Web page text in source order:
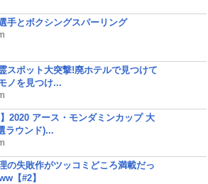
手とボクシングスパーリング
スポット大突撃!廃ホテルで見つけて
ノを見つけ...
】2020 アース・モンダミンカップ 大
ラウンド)...
の失敗作がツッコミどころ満載だっ
【#2】